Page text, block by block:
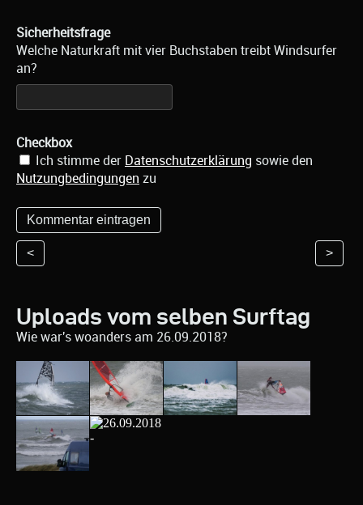
Sicherheitsfrage
Welche Naturkraft mit vier Buchstaben treibt Windsurfer
an?
Checkbox
Ich stimme der Datenschutzerklärung sowie den
Nutzungbedingungen zu
< >
Uploads vom selben Surftag
Wie war's woanders am 26.09.2018?